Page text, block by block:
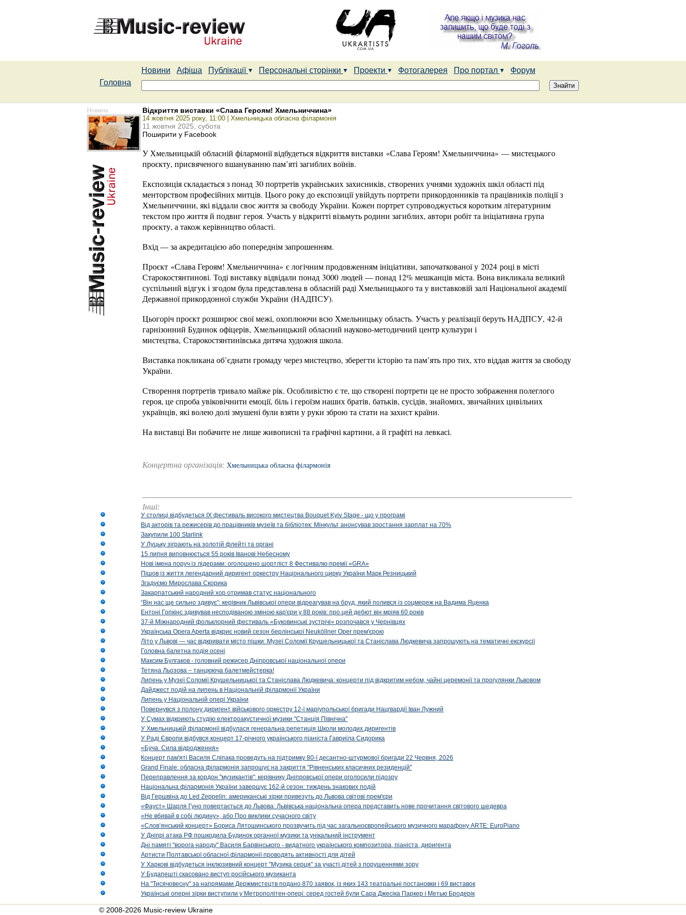
Новини Афіша Публікації Персональні сторінки Проекти Фотогалерея Про портал
Форум
Головна
Новина Відкриття виставки «Слава Героям! Хмельниччина»
14 жовтня 2025 року, 11:00 | Хмельницька обласна філармонія
11 жовтня 2025, субота
Поширити у Facebook
У Хмельницькій обласній філармонії відбудеться відкриття виставки «Слава Героям! Хмельниччина» — мистецького
проєкту, присвяченого вшануванню пам’яті загиблих воїнів.
Експозиція складається з понад 30 портретів українських захисників, створених учнями художніх шкіл області під
менторством професійних митців. Цього року до експозиції увійдуть портрети прикордонників та працівників поліції з
Хмельниччини, які віддали своє життя за свободу України. Кожен портрет супроводжується коротким літературним
текстом про життя й подвиг героя. Участь у відкритті візьмуть родини загиблих, автори робіт та ініціативна група
проєкту, а також керівництво області.
Вхід — за акредитацією або попереднім запрошенням.
Проєкт «Слава Героям! Хмельниччина» є логічним продовженням ініціативи, започаткованої у 2024 році в місті
Старокостянтинові. Тоді виставку відвідали понад 3000 людей — понад 12% мешканців міста. Вона викликала великий
суспільний відгук і згодом була представлена в обласній раді Хмельницького та у виставковій залі Національної академії
Державної прикордонної служби України (НАДПСУ).
Цьогоріч проєкт розширює свої межі, охоплюючи всю Хмельницьку область. Участь у реалізації беруть НАДПСУ, 42-й
гарнізонний Будинок офіцерів, Хмельницький обласний науково-методичний центр культури і
мистецтва, Старокостянтинівська дитяча художня школа.
Виставка покликана об’єднати громаду через мистецтво, зберегти історію та пам’ять про тих, хто віддав життя за свободу
України.
Створення портретів тривало майже рік. Особливістю є те, що створені портрети це не просто зображення полеглого
героя, це спроба увіковічнити емоції, біль і героїзм наших братів, батьків, сусідів, знайомих, звичайних цивільних
українців, які волею долі змушені були взяти у руки зброю та стати на захист країни.
На виставці Ви побачите не лише живописні та графічні картини, а й графіті на левкасі.
Концертна організація: Хмельницька обласна філармонія
Інші:
У столиці відбудеться IX фестиваль високого мистецтва Bouquet Kyiv Stage - що у програмі
Від акторів та режисерів до працівників музеїв та бібліотек: Мінкульт анонсував зростання зарплат на 70%
Закупили 100 Starlink
У Луцьку зіграють на золотій флейті та органі
15 липня виповнюється 55 років Іванові Небесному
Нові імена поруч із лідерами: оголошено шортліст 8 Фестивалю-премії «GRA»
Пішов із життя легендарний диригент оркестру Національного цирку України Марк Резницький
Згадуємо Мирослава Скорика
Закарпатський народний хор отримав статус національного
“Він нас ще сильно здивує”: керівник Львівської опери відреагував на бруд, який полився із соцмереж на Вадима Яценка
Ентоні Гопкінс здивував несподіваною зміною кар'єри у 88 років: про цей дебют він мріяв 60 років
37-й Міжнародний фольклорний фестиваль «Буковинські зустрічі» розпочався у Чернівцях
Українська Opera Aperta відкриє новий сезон берлінської Neuköllner Oper прем'єрою
Літо у Львові — час відкривати місто пішки: Музеї Соломії Крушельницької та Станіслава Людкевича запрошують на тематичні екскурсії
Головна балетна подія осені
Максим Булгаков - головний режисер Дніпровської національної опери
Тетяна Льозова – танцююча балетмейстерка!
Липень у Музеї Соломії Крушельницької та Станіслава Людкевича: концерти під відкритим небом, чайні церемонії та прогулянки Львовом
Дайджест подій на липень в Національній філармонії України
Липень у Національній опері України
Повернувся з полону диригент військового оркестру 12-ї маріупольської бригади Нацгвардії Іван Лужний
У Сумах відкриють студію електроакустичної музики "Станція Північна"
У Хмельницькій філармонії відбулася генеральна репетиція Школи молодих диригентів
У Раді Європи відбувся концерт 17-річного українського піаніста Гавриїла Сидорика
«Буча. Сила відродження»
Концерт пам'яті Василя Сліпака проведуть на підтримку 80-ї десантно-штурмової бригади 22 Червня, 2026
Grand Finale: обласна філармонія запрошує на закриття "Рівненських класичних резиденцій"
Переправлення за кордон "музикантів": керівнику Дніпровської опери оголосили підозру
Національна філармонія України завершує 162-й сезон: тиждень знакових подій
Від Гершвіна до Led Zeppelin: американські зірки привезуть до Львова світові прем'єри
«Фауст» Шарля Гуно повертається до Львова: Львівська національна опера представить нове прочитання світового шедевра
«Не вбивай в собі людину», або Про виклики сучасного світу
«Слов’янський концерт» Бориса Лятошинського прозвучить під час загальноєвропейського музичного марафону ARTE: EuroPiano
У Дніпрі атака РФ пошкодила Будинок органної музики та унікальний інструмент
Дні памяті "ворога народу" Василя Барвінського - видатного українського композитора, піаніста, диригента
Артисти Полтавської обласної філармонії проводять активності для дітей
У Харкові відбудеться інклюзивний концерт "Музика серця" за участі дітей з порушеннями зору
У Будапешті скасовано виступ російського музиканта
На "Тисячовесну" за напрямами Держмистецтв подано 870 заявок, із яких 143 театральні постановки і 69 виставок
Українські оперні зірки виступили у Метрополітен-опері: серед гостей були Сара Джесіка Паркер і Метью Бродерік
© 2008-2026 Music-review Ukraine